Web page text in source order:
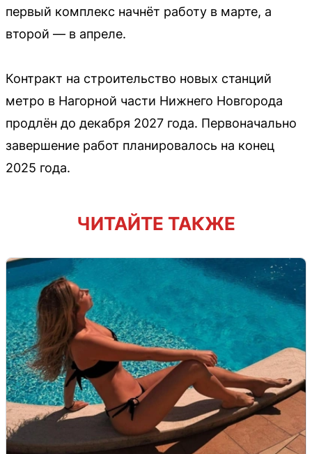
первый комплекс начнёт работу в марте, а
второй — в апреле.
Контракт на строительство новых станций
метро в Нагорной части Нижнего Новгорода
продлён до декабря 2027 года. Первоначально
завершение работ планировалось на конец
2025 года.
ЧИТАЙТЕ ТАКЖЕ